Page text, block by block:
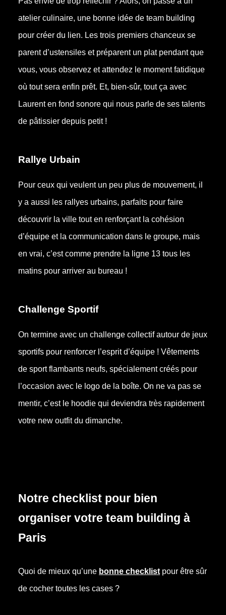
atelier culinaire, une bonne idée de team building
pour créer du lien. Les trois premiers chanceux se
parent d’ustensiles et préparent un plat pendant que
vous, vous observez et attendez le moment fatidique
où tout sera enfin prêt. Et, bien-sûr, tout ça avec
Laurent en fond sonore qui nous parle de ses talents
de pâtissier depuis petit !
Rallye Urbain
Pour ceux qui veulent un peu plus de mouvement, il
y a aussi les rallyes urbains, parfaits pour faire
découvrir la ville tout en renforçant la cohésion
d’équipe et la communication dans le groupe, mais
en vrai, c’est comme prendre la ligne 13 tous les
matins pour arriver au bureau !
Challenge Sportif
On termine avec un challenge collectif autour de jeux
sportifs pour renforcer l’esprit d’équipe ! Vêtements
de sport flambants neufs, spécialement créés pour
l’occasion avec le logo de la boîte. On ne va pas se
mentir, c’est le hoodie qui deviendra très rapidement
votre new outfit du dimanche.
Notre checklist pour bien
organiser votre team building à
Paris
Quoi de mieux qu’une bonne checklist pour être sûr
de cocher toutes les cases ?